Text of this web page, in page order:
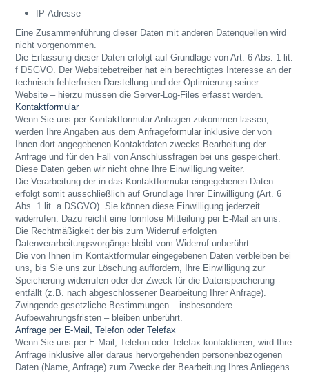
IP-Adresse
Eine Zusammenführung dieser Daten mit anderen Datenquellen wird
nicht vorgenommen.
Die Erfassung dieser Daten erfolgt auf Grundlage von Art. 6 Abs. 1 lit.
f DSGVO. Der Websitebetreiber hat ein berechtigtes Interesse an der
technisch fehlerfreien Darstellung und der Optimierung seiner
Website – hierzu müssen die Server-Log-Files erfasst werden.
Kontaktformular
Wenn Sie uns per Kontaktformular Anfragen zukommen lassen,
werden Ihre Angaben aus dem Anfrageformular inklusive der von
Ihnen dort angegebenen Kontaktdaten zwecks Bearbeitung der
Anfrage und für den Fall von Anschlussfragen bei uns gespeichert.
Diese Daten geben wir nicht ohne Ihre Einwilligung weiter.
Die Verarbeitung der in das Kontaktformular eingegebenen Daten
erfolgt somit ausschließlich auf Grundlage Ihrer Einwilligung (Art. 6
Abs. 1 lit. a DSGVO). Sie können diese Einwilligung jederzeit
widerrufen. Dazu reicht eine formlose Mitteilung per E-Mail an uns.
Die Rechtmäßigkeit der bis zum Widerruf erfolgten
Datenverarbeitungsvorgänge bleibt vom Widerruf unberührt.
Die von Ihnen im Kontaktformular eingegebenen Daten verbleiben bei
uns, bis Sie uns zur Löschung auffordern, Ihre Einwilligung zur
Speicherung widerrufen oder der Zweck für die Datenspeicherung
entfällt (z.B. nach abgeschlossener Bearbeitung Ihrer Anfrage).
Zwingende gesetzliche Bestimmungen – insbesondere
Aufbewahrungsfristen – bleiben unberührt.
Anfrage per E-Mail, Telefon oder Telefax
Wenn Sie uns per E-Mail, Telefon oder Telefax kontaktieren, wird Ihre
Anfrage inklusive aller daraus hervorgehenden personenbezogenen
Daten (Name, Anfrage) zum Zwecke der Bearbeitung Ihres Anliegens